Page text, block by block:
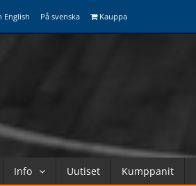
English På svenska Kauppa
Info Uutiset Kumppanit